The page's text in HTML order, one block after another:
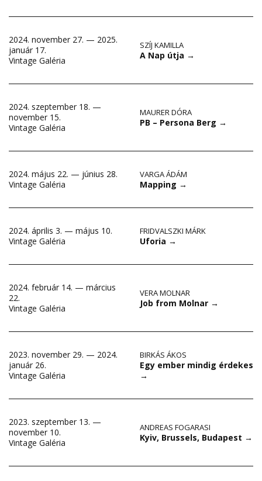
2024. november 27. — 2025.
január 17.
Vintage Galéria
SZÍJ KAMILLA
A Nap útja →
2024. szeptember 18. —
november 15.
Vintage Galéria
MAURER DÓRA
PB – Persona Berg →
2024. május 22. — június 28.
Vintage Galéria
VARGA ÁDÁM
Mapping →
2024. április 3. — május 10.
Vintage Galéria
FRIDVALSZKI MÁRK
Uforia →
2024. február 14. — március
22.
Vintage Galéria
VERA MOLNAR
Job from Molnar →
2023. november 29. — 2024.
január 26.
Vintage Galéria
BIRKÁS ÁKOS
Egy ember mindig érdekes
→
2023. szeptember 13. —
november 10.
Vintage Galéria
ANDREAS FOGARASI
Kyiv, Brussels, Budapest →